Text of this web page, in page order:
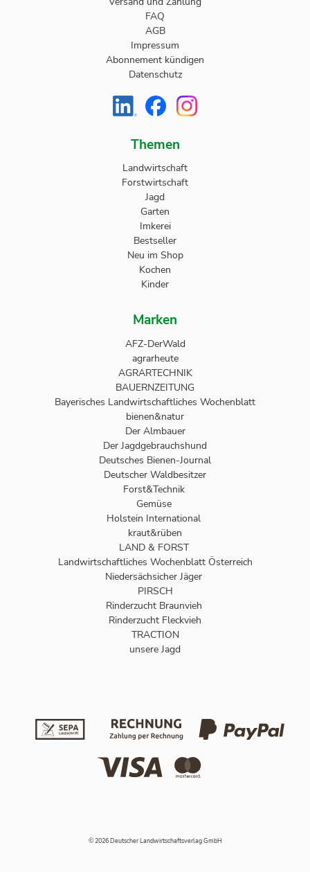
FAQ
AGB
Impressum
Abonnement kündigen
Datenschutz
Themen
Landwirtschaft
Forstwirtschaft
Jagd
Garten
Imkerei
Bestseller
Neu im Shop
Kochen
Kinder
Marken
AFZ-DerWald
agrarheute
AGRARTECHNIK
BAUERNZEITUNG
Bayerisches Landwirtschaftliches Wochenblatt
bienen&natur
Der Almbauer
Der Jagdgebrauchshund
Deutsches Bienen-Journal
Deutscher Waldbesitzer
Forst&Technik
Gemüse
Holstein International
kraut&rüben
LAND & FORST
Landwirtschaftliches Wochenblatt Österreich
Niedersächsicher Jäger
PIRSCH
Rinderzucht Braunvieh
Rinderzucht Fleckvieh
TRACTION
unsere Jagd
© 2026 Deutscher Landwirtschaftsverlag GmbH